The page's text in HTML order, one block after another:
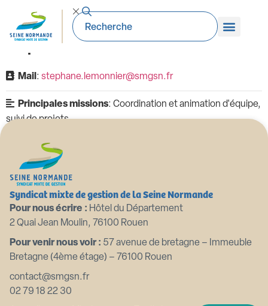
Stéphane LEMONNIER
Chef de service SAGEMA
Mail : stephane.lemonnier@smgsn.fr
Principales missions: Coordination et animation d'équipe,
suivi de projets
Syndicat mixte de gestion de la Seine Normande
Pour nous écrire : Hôtel du Département
2 Quai Jean Moulin, 76100 Rouen
Pour venir nous voir : 57 avenue de bretagne – Immeuble
Bretagne (4ème étage) – 76100 Rouen
contact@smgsn.fr
02 79 18 22 30